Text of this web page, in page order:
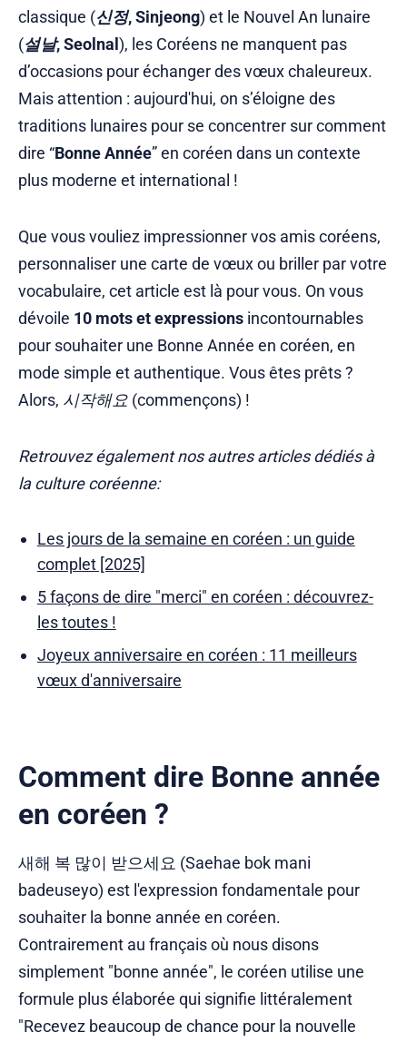
classique (신정, Sinjeong) et le Nouvel An lunaire
(설날, Seolnal), les Coréens ne manquent pas
d’occasions pour échanger des vœux chaleureux.
Mais attention : aujourd'hui, on s’éloigne des
traditions lunaires pour se concentrer sur comment
dire “Bonne Année” en coréen dans un contexte
plus moderne et international !
Que vous vouliez impressionner vos amis coréens,
personnaliser une carte de vœux ou briller par votre
vocabulaire, cet article est là pour vous. On vous
dévoile 10 mots et expressions incontournables
pour souhaiter une Bonne Année en coréen, en
mode simple et authentique. Vous êtes prêts ?
Alors, 시작해요 (commençons) !
Retrouvez également nos autres articles dédiés à
la culture coréenne:
Les jours de la semaine en coréen : un guide
complet [2025]
5 façons de dire "merci" en coréen : découvrez-
les toutes !
Joyeux anniversaire en coréen : 11 meilleurs
vœux d'anniversaire
Comment dire Bonne année
en coréen ?
새해 복 많이 받으세요 (Saehae bok mani
badeuseyo) est l'expression fondamentale pour
souhaiter la bonne année en coréen.
Contrairement au français où nous disons
simplement "bonne année", le coréen utilise une
formule plus élaborée qui signifie littéralement
"Recevez beaucoup de chance pour la nouvelle